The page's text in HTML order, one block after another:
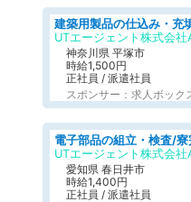
神奈川県 平塚市
時給1,500円
正社員 / 派遣社員
スポンサー：求人ボック
UTエージェント株式会
愛知県 春日井市
時給1,400円
正社員 / 派遣社員